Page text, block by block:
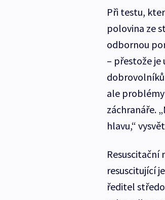
Při testu,
polovina ze
odbornou
– přestože
ale
záchranáře.
hlavu,“
resuscitující
ředitel